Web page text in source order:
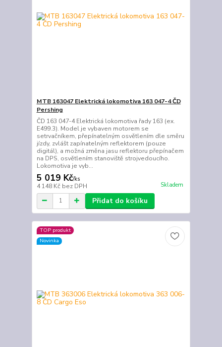
MTB 163047 Elektrická lokomotiva 163 047-4 ČD
Pershing
ČD 163 047-4 Elektrická lokomotiva řady 163 (ex.
E499.3). Model je vybaven motorem se
setrvačníkem, přepínatelným osvětlením dle směru
jízdy, zvlášt zapínatelným reflektorem (pouze
digitál), a možná změna jasu reflektoru přepínačem
na DPS, osvětlením stanoviště strojvedoucího.
Lokomotiva je vyb...
5 019 Kč/ks
4 148 Kč bez DPH Skladem
Přidat do košíku
TOP produkt
Novinka